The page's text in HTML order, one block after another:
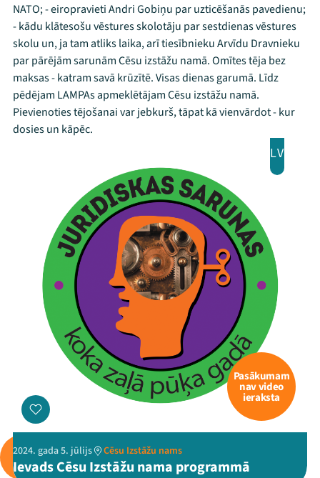
NATO; - eiropravieti Andri Gobiņu par uzticēšanās pavedienu;
- kādu klātesošu vēstures skolotāju par sestdienas vēstures
skolu un, ja tam atliks laika, arī tiesībnieku Arvīdu Dravnieku
par pārējām sarunām Cēsu izstāžu namā. Omītes tēja bez
maksas - katram savā krūzītē. Visas dienas garumā. Līdz
pēdējam LAMPAs apmeklētājam Cēsu izstāžu namā.
Pievienoties tējošanai var jebkurš, tāpat kā vienvārdot - kur
dosies un kāpēc.
LV
Pasākumam
nav video
ieraksta
2024. gada 5. jūlijs Cēsu Izstāžu nams
Ievads Cēsu Izstāžu nama programmā